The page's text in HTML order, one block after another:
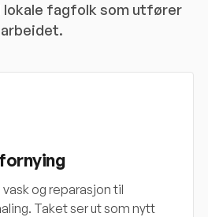
lokale fagfolk som utfører
arbeidet.
og reparasjon til
Taket ser ut som nytt